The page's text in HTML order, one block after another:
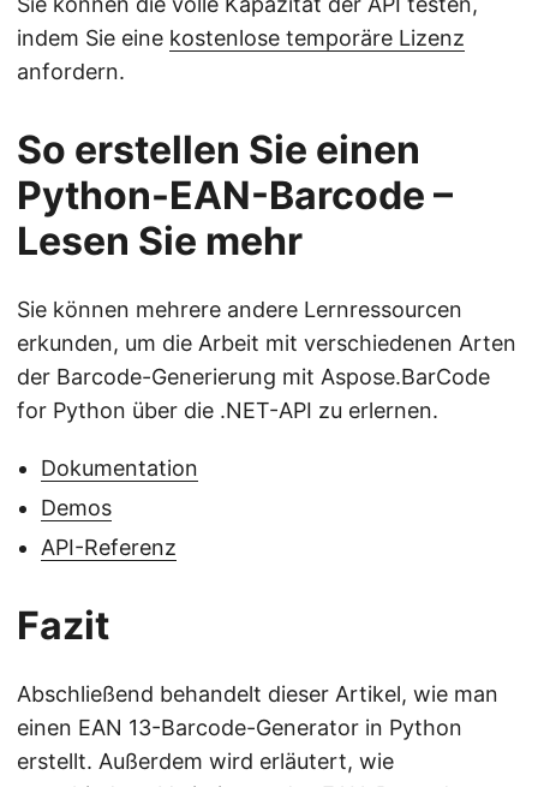
indem Sie eine kostenlose temporäre Lizenz
anfordern.
So erstellen Sie einen
Python-EAN-Barcode –
Lesen Sie mehr
Sie können mehrere andere Lernressourcen
erkunden, um die Arbeit mit verschiedenen Arten
der Barcode-Generierung mit Aspose.BarCode
for Python über die .NET-API zu erlernen.
Dokumentation
Demos
API-Referenz
Fazit
Abschließend behandelt dieser Artikel, wie man
einen EAN 13-Barcode-Generator in Python
erstellt. Außerdem wird erläutert, wie